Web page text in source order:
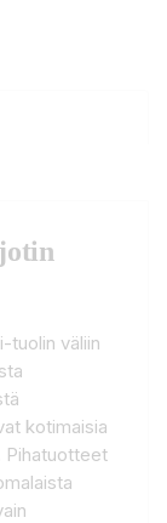
tuolin väliin
kotimaisia
Pihatuotteet